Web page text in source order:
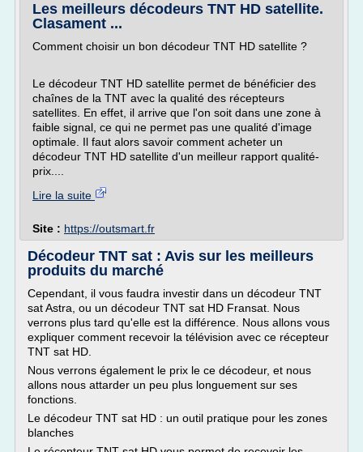
Les meilleurs décodeurs TNT HD satellite.
Clasament ...
Comment choisir un bon décodeur TNT HD satellite ?
Le décodeur TNT HD satellite permet de bénéficier des
chaînes de la TNT avec la qualité des récepteurs
satellites. En effet, il arrive que l'on soit dans une zone à
faible signal, ce qui ne permet pas une qualité d'image
optimale. Il faut alors savoir comment acheter un
décodeur TNT HD satellite d'un meilleur rapport qualité-
prix....
Lire la suite
Site : https://outsmart.fr
Décodeur TNT sat : Avis sur les meilleurs
produits du marché
Cependant, il vous faudra investir dans un décodeur TNT
sat Astra, ou un décodeur TNT sat HD Fransat. Nous
verrons plus tard qu'elle est la différence. Nous allons vous
expliquer comment recevoir la télévision avec ce récepteur
TNT sat HD.
Nous verrons également le prix le ce décodeur, et nous
allons nous attarder un peu plus longuement sur ses
fonctions.
Le décodeur TNT sat HD : un outil pratique pour les zones
blanches